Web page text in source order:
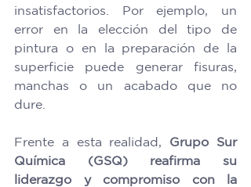
insatisfactorios. Por ejemplo, un
error en la elección del tipo de
pintura o en la preparación de la
superficie puede generar fisuras,
manchas o un acabado que no
dure.
Frente a esta realidad, Grupo Sur
Química (GSQ)
reafirma su
liderazgo y compromiso con la